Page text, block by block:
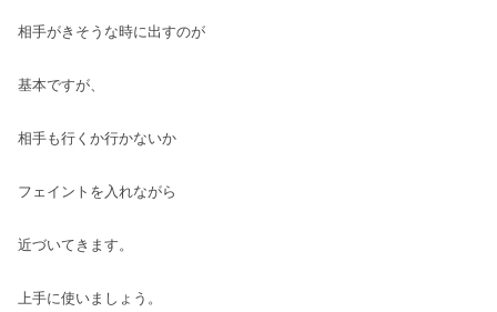
相手がきそうな時に出すのが
基本ですが、
相手も行くか行かないか
フェイントを入れながら
近づいてきます。
上手に使いましょう。